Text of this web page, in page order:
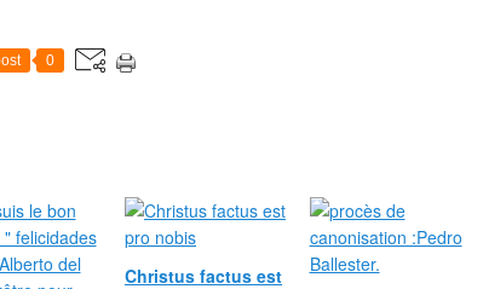
0
Christus factus est